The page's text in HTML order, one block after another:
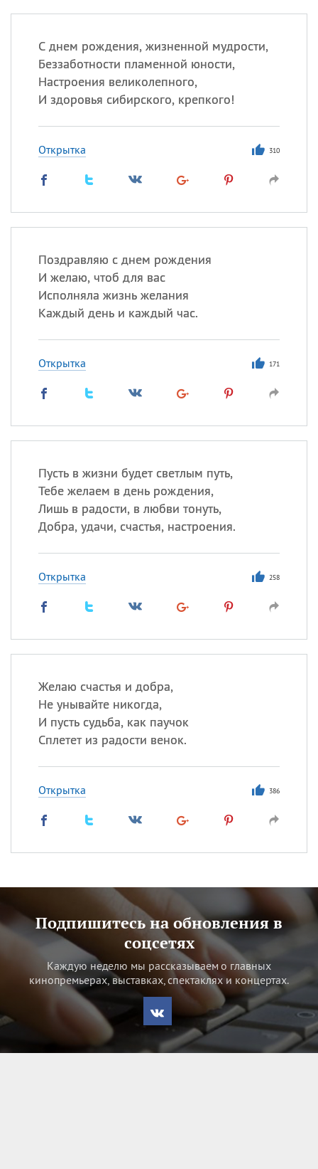
С днем рождения, жизненной мудрости,
Беззаботности пламенной юности,
Настроения великолепного,
И здоровья сибирского, крепкого!
Открытка 310
Поздравляю с днем рождения
И желаю, чтоб для вас
Исполняла жизнь желания
Каждый день и каждый час.
Открытка 171
Пусть в жизни будет светлым путь,
Тебе желаем в день рождения,
Лишь в радости, в любви тонуть,
Добра, удачи, счастья, настроения.
Открытка 258
Желаю счастья и добра,
Не унывайте никогда,
И пусть судьба, как паучок
Сплетет из радости венок.
Открытка 386
Подпишитесь на обновления в
соцсетях
Каждую неделю мы рассказываем о главных
кинопремьерах, выставках, спектаклях и концертах.